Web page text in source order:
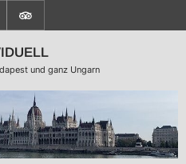
und ganz Ungarn